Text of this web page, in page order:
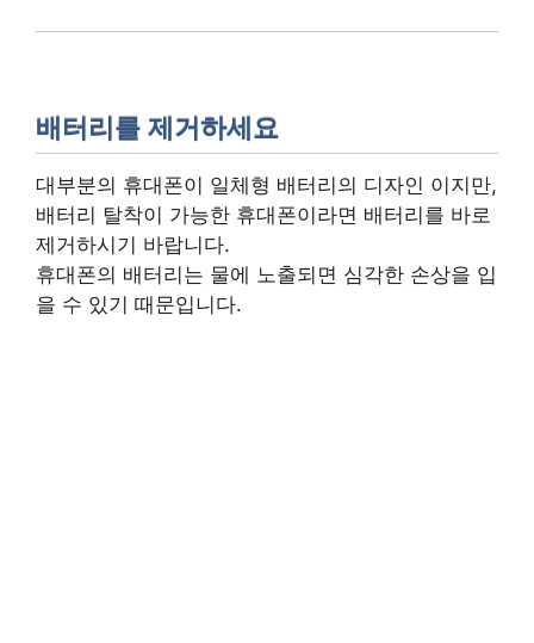
배터리를 제거하세요
대부분의 휴대폰이 일체형 배터리의 디자인 이지만,
배터리 탈착이 가능한 휴대폰이라면 배터리를 바로
제거하시기 바랍니다.
휴대폰의 배터리는 물에 노출되면 심각한 손상을 입
을 수 있기 때문입니다.